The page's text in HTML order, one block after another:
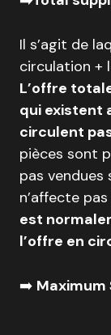
Il s’agit de
circulation +
L’offre
qui existent
circulent
pièces sont
pas vendues
n’affecte
est
l’offre en
➡️ Maximum